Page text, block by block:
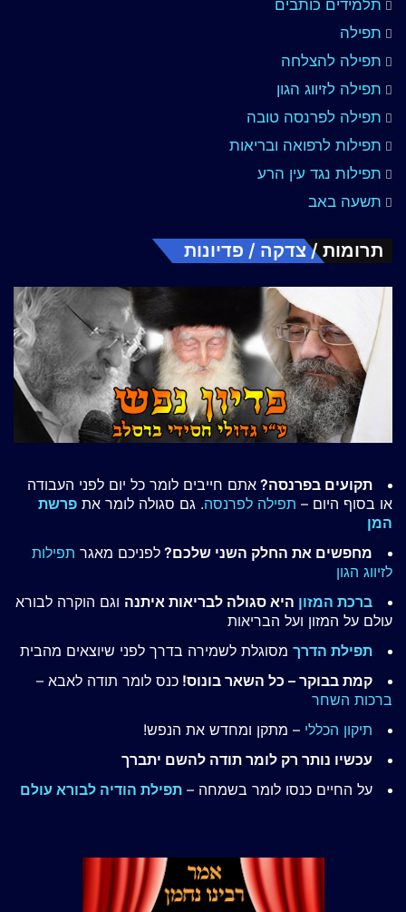
תלמידים כותבים
תפילה
תפילה להצלחה
תפילה לזיווג הגון
תפילה לפרנסה טובה
תפילות לרפואה ובריאות
תפילות נגד עין הרע
תשעה באב
תרומות / צדקה / פדיונות
תקועים בפרנסה? אתם חייבים לומר כל יום לפני העבודה
או בסוף היום – תפילה לפרנסה. גם סגולה לומר את פרשת
המן
מחפשים את החלק השני שלכם? לפניכם מאגר תפילות
לזיווג הגון
ברכת המזון היא סגולה לבריאות איתנה וגם הוקרה לבורא
עולם על המזון ועל הבריאות
תפילת הדרך מסוגלת לשמירה בדרך לפני שיוצאים מהבית
קמת בבוקר – כל השאר בונוס! כנס לומר תודה לאבא –
ברכות השחר
תיקון הכללי – מתקן ומחדש את הנפש!
עכשיו נותר רק לומר תודה להשם יתברך
על החיים כנסו לומר בשמחה – תפילת הודיה לבורא עולם